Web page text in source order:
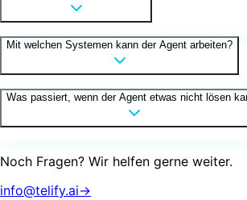
Mit welchen Systemen kann der Agent arbeiten?
Was passiert, wenn der Agent etwas nicht lösen
Noch Fragen? Wir helfen gerne weiter.
info@telify.ai→